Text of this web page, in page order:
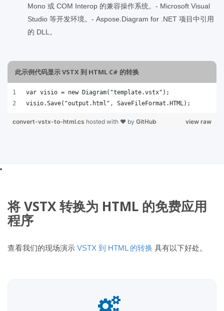
Mono 或 COM Interop 的兼容操作系统。- Microsoft Visual
Studio 等开发环境。- Aspose.Diagram for .NET 项目中引用
的 DLL。
此示例代码显示 VSTX 到 HTML C# 的转换
var visio = new Diagram("template.vstx");
visio.Save("output.html", SaveFileFormat.HTML);
view raw
convert-vstx-to-html.cs hosted with ❤ by GitHub
将 VSTX 转换为 HTML 的免费应用
程序
查看我们的现场演示 VSTX 到 HTML 的转换 具有以下好处。